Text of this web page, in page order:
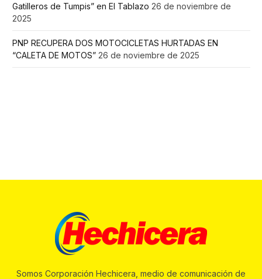
Gatilleros de Tumpis” en El Tablazo 26 de noviembre de
2025
PNP RECUPERA DOS MOTOCICLETAS HURTADAS EN
“CALETA DE MOTOS” 26 de noviembre de 2025
Somos Corporación Hechicera, medio de comunicación de